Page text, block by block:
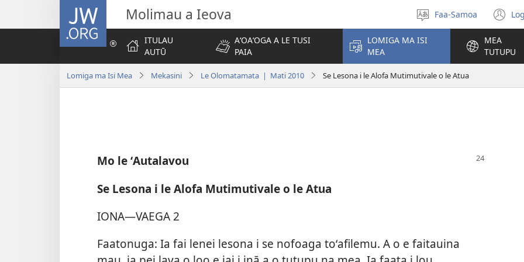
JW.ORG Molimau a Ieova
Filifili
le
gagana
Faa-Samoa
se
ITULAU
AUTŪ
AʻOAʻOGA A LE TUSI
PAIA
LOMIGA MA ISI
MEA
MEA
TUTUPU
Lomiga ma Isi Mea Mekasini Le Olomatamata | Mati 2010 Se Lesona i le Alofa Mutimutivale o le Atua
Mo le ʻAutalavou
Se Lesona i le Alofa Mutimutivale o le Atua
IONA—VAEGA 2
Faatonuga: Ia fai lenei lesona i se nofoaga toʻafilemu. A o e faitauina